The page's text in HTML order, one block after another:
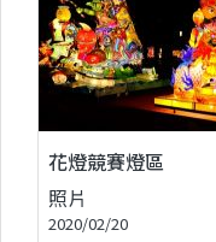
花燈競賽燈區
照片
2020/02/20